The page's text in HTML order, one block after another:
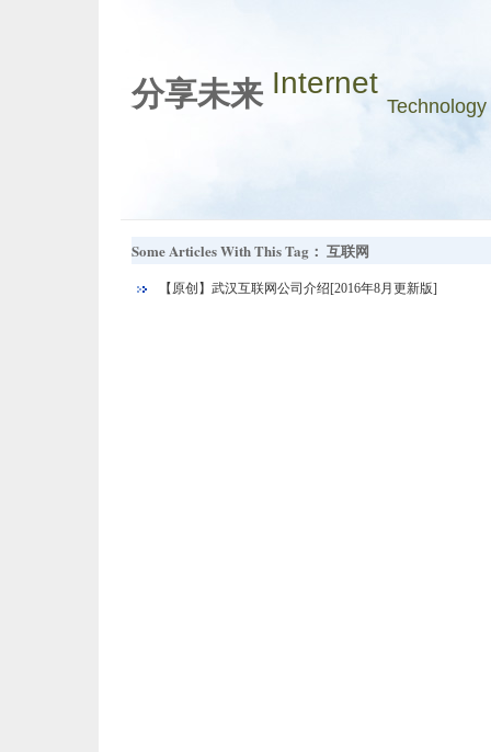
分享未来 Internet
Technology
Some Articles With This Tag： 互联网
【原创】武汉互联网公司介绍[2016年8月更新版]